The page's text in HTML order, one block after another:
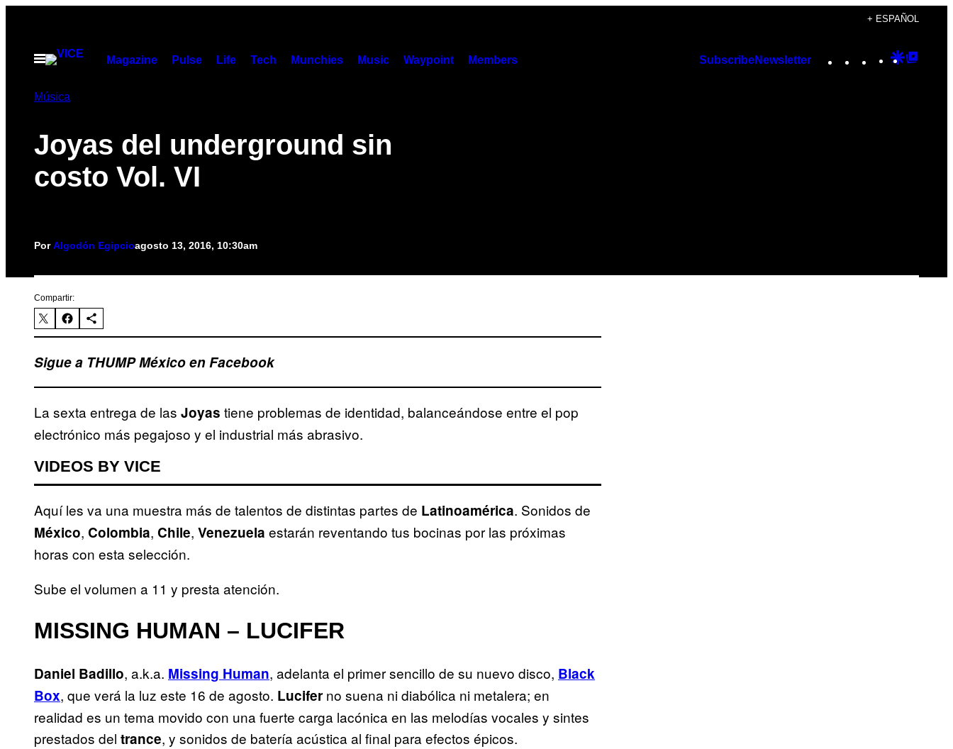
contenido
+ ESPAÑOL
Abrir
Magazine Pulse Life Tech Munchies Music Waypoint Members SubscribeNewsletter Instagram
TikTok
YouTube
Google
Música
Joyas del underground sin
costo Vol. VI
PorAlgodón Egipcioagosto 13, 2016, 10:30am
Compartir:
Sigue a THUMP México en Facebook
La sexta entrega de las Joyas tiene problemas de identidad, balanceándose entre el pop
electrónico más pegajoso y el industrial más abrasivo.
VIDEOS BY VICE
Aquí les va una muestra más de talentos de distintas partes de Latinoamérica. Sonidos de
México, Colombia, Chile, Venezuela estarán reventando tus bocinas por las próximas
horas con esta selección.
Sube el volumen a 11 y presta atención.
MISSING HUMAN – LUCIFER
Daniel Badillo, a.k.a. Missing Human, adelanta el primer sencillo de su nuevo disco, Black
Box, que verá la luz este 16 de agosto. Lucifer no suena ni diabólica ni metalera; en
realidad es un tema movido con una fuerte carga lacónica en las melodías vocales y sintes
prestados del trance, y sonidos de batería acústica al final para efectos épicos.